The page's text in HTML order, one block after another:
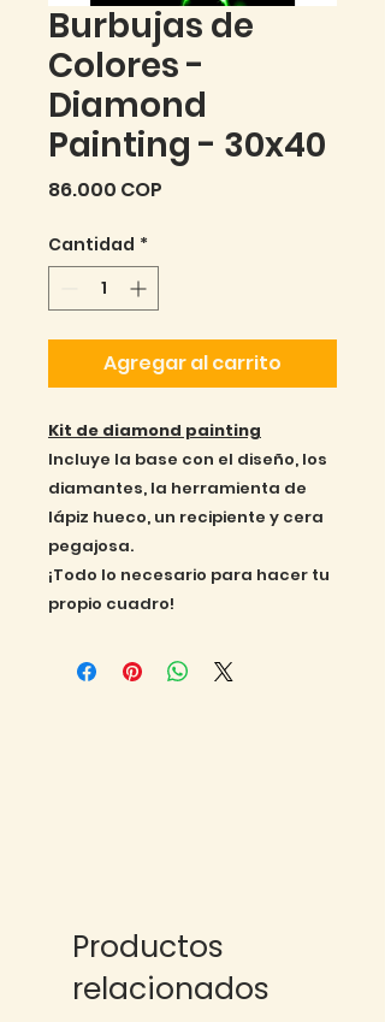
Burbujas de
Colores -
Diamond
Painting - 30x40
86.000 COP
Cantidad *
Agregar al carrito
Kit de diamond painting
Incluye la base con el diseño, los
diamantes, la herramienta de
lápiz hueco, un recipiente y cera
pegajosa.
¡Todo lo necesario para hacer tu
propio cuadro!
Productos
relacionados